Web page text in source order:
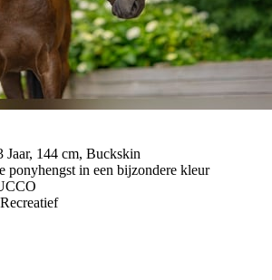
144 cm, Buckskin
ponyhengst in een bijzondere kleur